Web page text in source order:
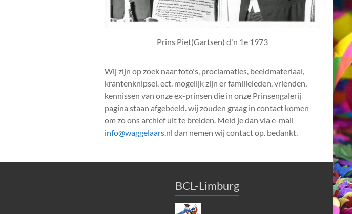
Prins Piet(Gartsen) d'n 1e 1973
Wij zijn op zoek naar foto's, proclamaties, beeldmateriaal,
krantenknipsel, ect. mogelijk zijn er familieleden, vrienden,
kennissen van onze ex-prinsen die in onze Prinsengalerij
pagina staan afgebeeld. wij zouden graag in contact komen
om zo ons archief uit te breiden. Meld je dan via e-mail
info@waggelaars.nl dan nemen wij contact op. bedankt.
BCL-Limburg